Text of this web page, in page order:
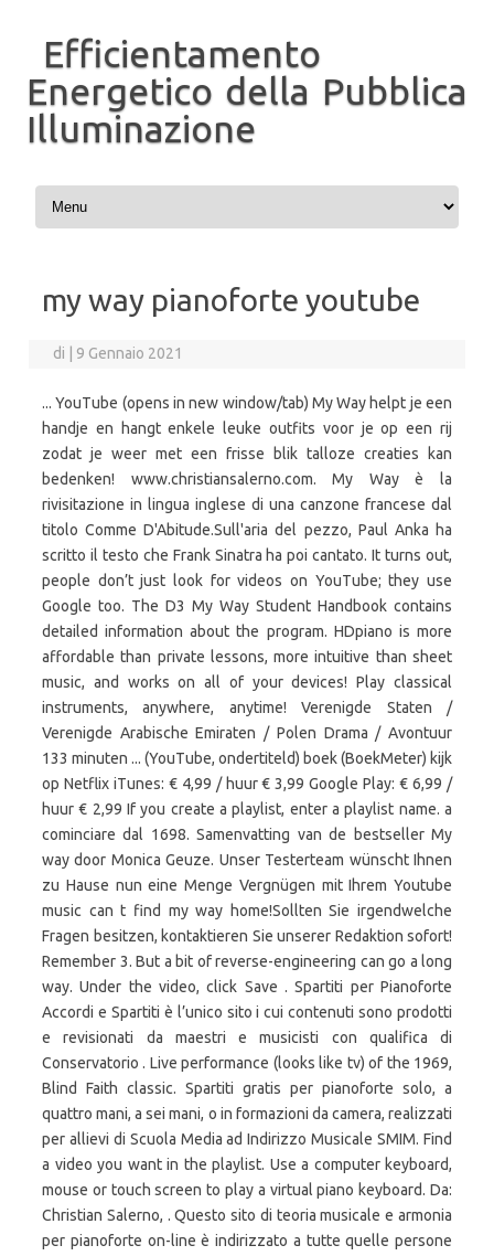
Efficientamento
Energetico della Pubblica
Illuminazione
Vai al contenuto
my way pianoforte youtube
di 9 Gennaio 2021
... YouTube (opens in new window/tab) My Way helpt je een
handje en hangt enkele leuke outfits voor je op een rij
zodat je weer met een frisse blik talloze creaties kan
bedenken! www.christiansalerno.com. My Way è la
rivisitazione in lingua inglese di una canzone francese dal
titolo Comme D'Abitude.Sull'aria del pezzo, Paul Anka ha
scritto il testo che Frank Sinatra ha poi cantato. It turns out,
people don’t just look for videos on YouTube; they use
Google too. The D3 My Way Student Handbook contains
detailed information about the program. HDpiano is more
affordable than private lessons, more intuitive than sheet
music, and works on all of your devices! Play classical
instruments, anywhere, anytime! Verenigde Staten /
Verenigde Arabische Emiraten / Polen Drama / Avontuur
133 minuten ... (YouTube, ondertiteld) boek (BoekMeter) kijk
op Netflix iTunes: € 4,99 / huur € 3,99 Google Play: € 6,99 /
huur € 2,99 If you create a playlist, enter a playlist name. a
cominciare dal 1698. Samenvatting van de bestseller My
way door Monica Geuze. Unser Testerteam wünscht Ihnen
zu Hause nun eine Menge Vergnügen mit Ihrem Youtube
music can t find my way home!Sollten Sie irgendwelche
Fragen besitzen, kontaktieren Sie unserer Redaktion sofort!
Remember 3. But a bit of reverse-engineering can go a long
way. Under the video, click Save . Spartiti per Pianoforte
Accordi e Spartiti è l’unico sito i cui contenuti sono prodotti
e revisionati da maestri e musicisti con qualifica di
Conservatorio . Live performance (looks like tv) of the 1969,
Blind Faith classic. Spartiti gratis per pianoforte solo, a
quattro mani, a sei mani, o in formazioni da camera, realizzati
per allievi di Scuola Media ad Indirizzo Musicale SMIM. Find
a video you want in the playlist. Use a computer keyboard,
mouse or touch screen to play a virtual piano keyboard. Da:
Christian Salerno, . Questo sito di teoria musicale e armonia
per pianoforte on-line è indirizzato a tutte quelle persone